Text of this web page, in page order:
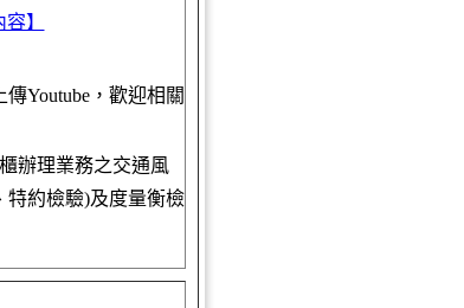
】
Youtube，歡迎相關
辦理業務之交通風
特約檢驗)及度量衡檢